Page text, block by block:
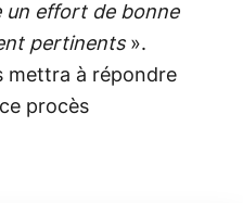
un effort de bonne
pertinents».
mettra à répondre
procès